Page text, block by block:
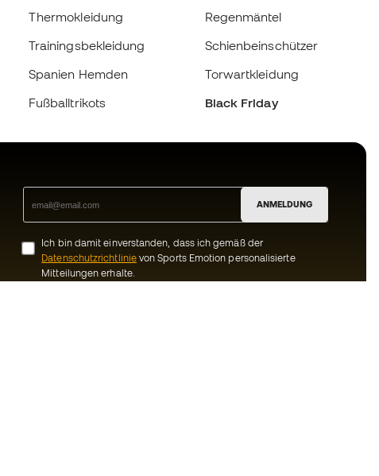
Thermokleidung
Trainingsbekleidung
Spanien Hemden
Fußballtrikots
Regenmäntel
Schienbeinschützer
Torwartkleidung
Black Friday
ANMELDUNG
Ich bin damit einverstanden, dass ich gemäß der
Datenschutzrichtlinievon Sports Emotion personalisierte
Mitteilungen erhalte.